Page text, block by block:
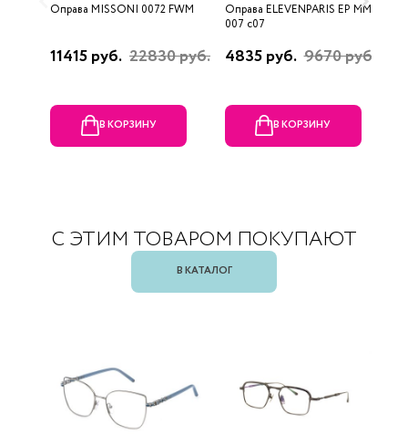
Оправа MISSONI 0072 FWM
11415 руб. 22830 руб.
В КОРЗИНУ
Оправа ELEVENPARIS EP MM
007 c07
4835 руб. 9670 руб.
В КОРЗИНУ
С ЭТИМ ТОВАРОМ ПОКУПАЮТ
В КАТАЛОГ